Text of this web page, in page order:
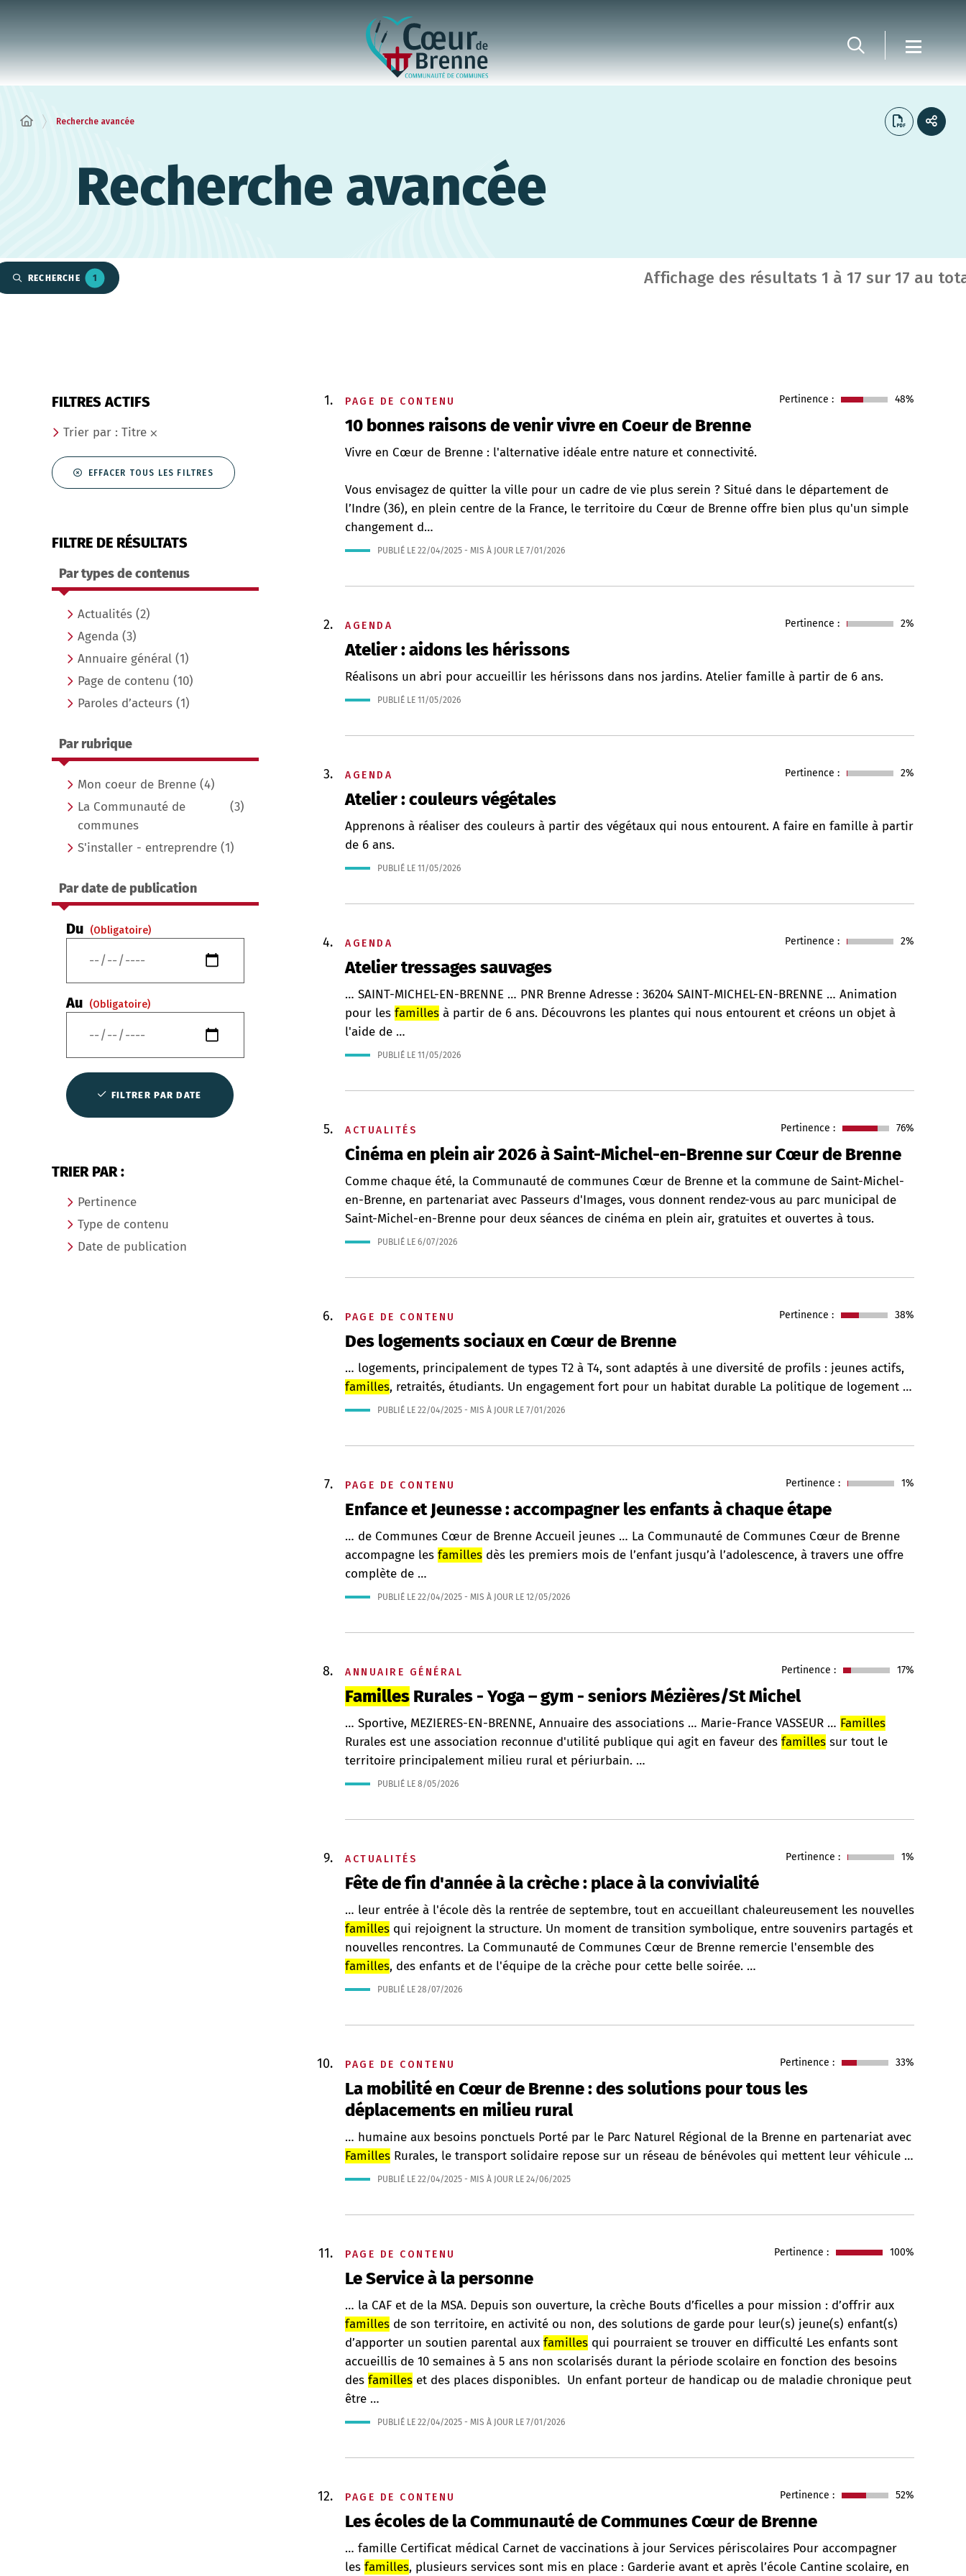
Recherche avancée
Recherche avancée
RECHERCHE 1 Affichage des résultats 1 à 17 sur 17 au
FILTRES ACTIFS
Trier par : Titre
EFFACER TOUS LES FILTRES
FILTRE DE RÉSULTATS
Par types de contenus
Actualités (2)
Agenda (3)
Annuaire général (1)
Page de contenu (10)
Paroles d’acteurs (1)
Par rubrique
Mon coeur de Brenne (4)
La Communauté de
communes
(3)
S'installer - entreprendre (1)
Par date de publication
Du (Obligatoire)
Au (Obligatoire)
FILTRER PAR DATE
TRIER PAR :
Pertinence
Type de contenu
Date de publication
PAGE DE CONTENU
10 bonnes raisons de venir vivre en Coeur de Brenne
Pertinence : 48%
Vivre en Cœur de Brenne : l'alternative idéale entre nature et connectivité.
Vous envisagez de quitter la ville pour un cadre de vie plus serein ? Situé dans le département de
l’Indre (36), en plein centre de la France, le territoire du Cœur de Brenne offre bien plus qu'un simple
changement d…
PUBLIÉ LE 22/04/2025 - MIS À JOUR LE 7/01/2026
AGENDA
Atelier : aidons les hérissons
Pertinence : 2%
Réalisons un abri pour accueillir les hérissons dans nos jardins. Atelier famille à partir de 6 ans.
PUBLIÉ LE 11/05/2026
AGENDA
Atelier : couleurs végétales
Pertinence : 2%
Apprenons à réaliser des couleurs à partir des végétaux qui nous entourent. A faire en famille à partir
de 6 ans.
PUBLIÉ LE 11/05/2026
AGENDA
Atelier tressages sauvages
Pertinence : 2%
… SAINT-MICHEL-EN-BRENNE … PNR Brenne Adresse : 36204 SAINT-MICHEL-EN-BRENNE … Animation
pour les familles à partir de 6 ans. Découvrons les plantes qui nous entourent et créons un objet à
l'aide de …
PUBLIÉ LE 11/05/2026
ACTUALITÉS
Cinéma en plein air 2026 à Saint-Michel-en-Brenne sur Cœur de Brenne
Pertinence : 76%
Comme chaque été, la Communauté de communes Cœur de Brenne et la commune de Saint-Michel-
en-Brenne, en partenariat avec Passeurs d'Images, vous donnent rendez-vous au parc municipal de
Saint-Michel-en-Brenne pour deux séances de cinéma en plein air, gratuites et ouvertes à tous.
PUBLIÉ LE 6/07/2026
PAGE DE CONTENU
Des logements sociaux en Cœur de Brenne
Pertinence : 38%
… logements, principalement de types T2 à T4, sont adaptés à une diversité de profils : jeunes actifs,
familles, retraités, étudiants. Un engagement fort pour un habitat durable La politique de logement …
PUBLIÉ LE 22/04/2025 - MIS À JOUR LE 7/01/2026
PAGE DE CONTENU
Enfance et Jeunesse : accompagner les enfants à chaque étape
Pertinence : 1%
… de Communes Cœur de Brenne Accueil jeunes … La Communauté de Communes Cœur de Brenne
accompagne les familles dès les premiers mois de l’enfant jusqu’à l’adolescence, à travers une offre
complète de …
PUBLIÉ LE 22/04/2025 - MIS À JOUR LE 12/05/2026
ANNUAIRE GÉNÉRAL
Familles Rurales - Yoga – gym - seniors Mézières/St Michel
Pertinence : 17%
… Sportive, MEZIERES-EN-BRENNE, Annuaire des associations … Marie-France VASSEUR … Familles
Rurales est une association reconnue d'utilité publique qui agit en faveur des familles sur tout le
territoire principalement milieu rural et périurbain. …
PUBLIÉ LE 8/05/2026
ACTUALITÉS
Fête de fin d'année à la crèche : place à la convivialité
Pertinence : 1%
… leur entrée à l'école dès la rentrée de septembre, tout en accueillant chaleureusement les nouvelles
familles qui rejoignent la structure. Un moment de transition symbolique, entre souvenirs partagés et
nouvelles rencontres. La Communauté de Communes Cœur de Brenne remercie l'ensemble des
familles, des enfants et de l'équipe de la crèche pour cette belle soirée. …
PUBLIÉ LE 28/07/2026
PAGE DE CONTENU
La mobilité en Cœur de Brenne : des solutions pour tous les
déplacements en milieu rural
Pertinence : 33%
… humaine aux besoins ponctuels Porté par le Parc Naturel Régional de la Brenne en partenariat avec
Familles Rurales, le transport solidaire repose sur un réseau de bénévoles qui mettent leur véhicule …
PUBLIÉ LE 22/04/2025 - MIS À JOUR LE 24/06/2025
PAGE DE CONTENU
Le Service à la personne
Pertinence : 100%
… la CAF et de la MSA. Depuis son ouverture, la crèche Bouts d’ficelles a pour mission : d’offrir aux
familles de son territoire, en activité ou non, des solutions de garde pour leur(s) jeune(s) enfant(s)
d’apporter un soutien parental aux familles qui pourraient se trouver en difficulté Les enfants sont
accueillis de 10 semaines à 5 ans non scolarisés durant la période scolaire en fonction des besoins
des familles et des places disponibles. Un enfant porteur de handicap ou de maladie chronique peut
être …
PUBLIÉ LE 22/04/2025 - MIS À JOUR LE 7/01/2026
PAGE DE CONTENU
Les écoles de la Communauté de Communes Cœur de Brenne
Pertinence : 52%
… famille Certificat médical Carnet de vaccinations à jour Services périscolaires Pour accompagner
les familles, plusieurs services sont mis en place : Garderie avant et après l’école Cantine scolaire, en